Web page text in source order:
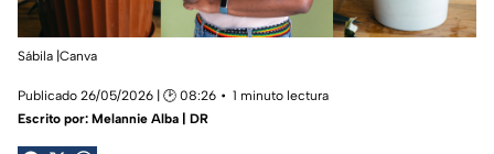
Sábila |Canva
Publicado 26/05/2026 | 🕑 08:26
1 minuto lectura
Escrito por: Melannie Alba | DR